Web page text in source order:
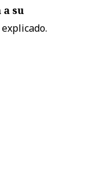
su